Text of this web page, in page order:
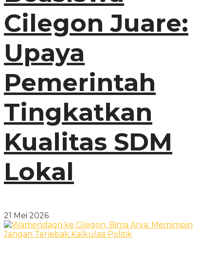
Cilegon Juare:
Upaya
Pemerintah
Tingkatkan
Kualitas SDM
Lokal
21 Mei 2026